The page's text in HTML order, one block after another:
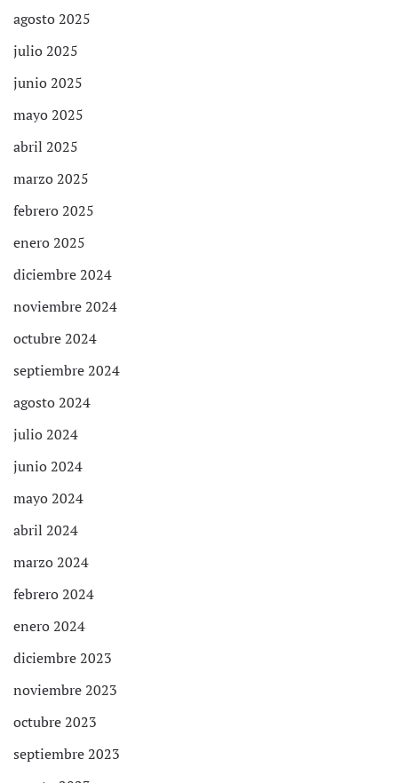
agosto 2025
julio 2025
junio 2025
mayo 2025
abril 2025
marzo 2025
febrero 2025
enero 2025
diciembre 2024
noviembre 2024
octubre 2024
septiembre 2024
agosto 2024
julio 2024
junio 2024
mayo 2024
abril 2024
marzo 2024
febrero 2024
enero 2024
diciembre 2023
noviembre 2023
octubre 2023
septiembre 2023